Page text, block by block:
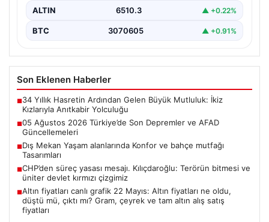
ALTIN 6510.3 ▲ +0.22%
BTC 3070605 ▲ +0.91%
Son Eklenen Haberler
■34 Yıllık Hasretin Ardından Gelen Büyük Mutluluk: İkiz
Kızlarıyla Anıtkabir Yolculuğu
■05 Ağustos 2026 Türkiye’de Son Depremler ve AFAD
Güncellemeleri
■Dış Mekan Yaşam alanlarında Konfor ve bahçe mutfağı
Tasarımları
■CHP’den süreç yasası mesajı. Kılıçdaroğlu: Terörün bitmesi ve
üniter devlet kırmızı çizgimiz
■Altın fiyatları canlı grafik 22 Mayıs: Altın fiyatları ne oldu,
düştü mü, çıktı mı? Gram, çeyrek ve tam altın alış satış
fiyatları